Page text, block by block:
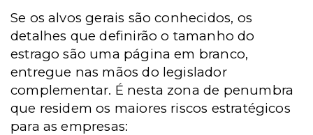
Se os alvos gerais são conhecidos, os
detalhes que definirão o tamanho do
estrago são uma página em branco,
entregue nas mãos do legislador
complementar. É nesta zona de penumbra
que residem os maiores riscos estratégicos
para as empresas: